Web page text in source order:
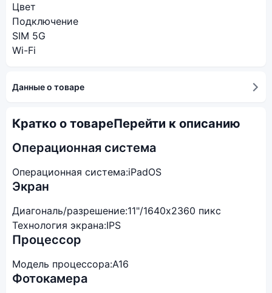
Цвет
Подключение
SIM 5G
Wi-Fi
Данные о товаре
Кратко о товареПерейти к описанию
Операционная система
Операционная система:iPadOS
Экран
Диагональ/разрешение:11"/1640x2360 пикс
Технология экрана:IPS
Процессор
Модель процессора:A16
Фотокамера